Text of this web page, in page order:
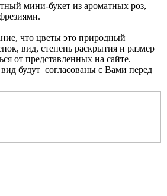
мини-букет из ароматных роз,
что цветы это природный
вид, степень раскрытия и размер
от представленных на сайте.
будут согласованы с Вами перед